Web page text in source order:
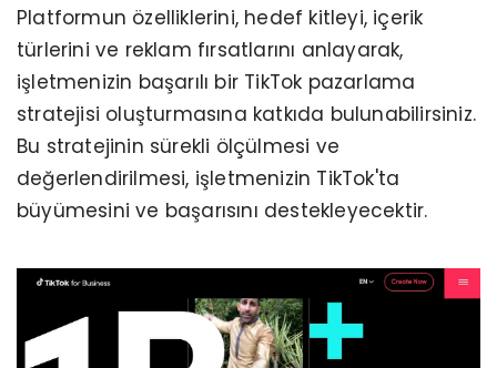
Platformun özelliklerini, hedef kitleyi, içerik
türlerini ve reklam fırsatlarını anlayarak,
işletmenizin başarılı bir TikTok pazarlama
stratejisi oluşturmasına katkıda bulunabilirsiniz.
Bu stratejinin sürekli ölçülmesi ve
değerlendirilmesi, işletmenizin TikTok'ta
büyümesini ve başarısını destekleyecektir.